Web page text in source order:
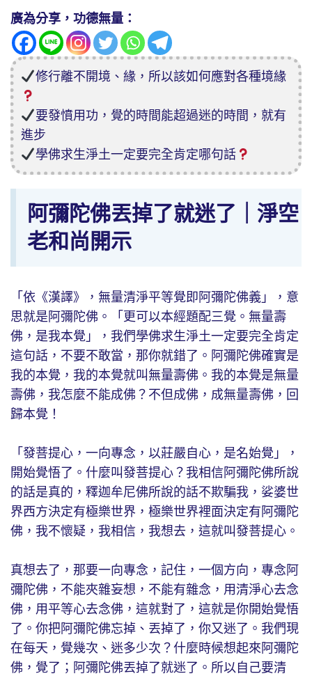
廣為分享，功德無量：
修行離不開境、緣，所以該如何應對各種境緣
要發憤用功，覺的時間能超過迷的時間，就有
進步
學佛求生淨土一定要完全肯定哪句話
阿彌陀佛丟掉了就迷了｜淨空
老和尚開示
「依《漢譯》，無量清淨平等覺即阿彌陀佛義」，意
思就是阿彌陀佛。「更可以本經題配三覺。無量壽
佛，是我本覺」，我們學佛求生淨土一定要完全肯定
這句話，不要不敢當，那你就錯了。阿彌陀佛確實是
我的本覺，我的本覺就叫無量壽佛。我的本覺是無量
壽佛，我怎麼不能成佛？不但成佛，成無量壽佛，回
歸本覺！
「發菩提心，一向專念，以莊嚴自心，是名始覺」，
開始覺悟了。什麼叫發菩提心？我相信阿彌陀佛所說
的話是真的，釋迦牟尼佛所說的話不欺騙我，娑婆世
界西方決定有極樂世界，極樂世界裡面決定有阿彌陀
佛，我不懷疑，我相信，我想去，這就叫發菩提心。
真想去了，那要一向專念，記住，一個方向，專念阿
彌陀佛，不能夾雜妄想，不能有雜念，用清淨心去念
佛，用平等心去念佛，這就對了，這就是你開始覺悟
了。你把阿彌陀佛忘掉、丟掉了，你又迷了。我們現
在每天，覺幾次、迷多少次？什麼時候想起來阿彌陀
佛，覺了；阿彌陀佛丟掉了就迷了。所以自己要清